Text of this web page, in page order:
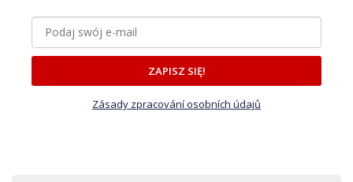
ZAPISZ SIĘ!
Zásady zpracování osobních údajů